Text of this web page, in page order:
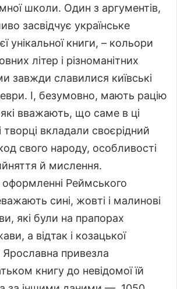
школи. Один з аргументів,
засвідчує українське
унікальної книги, – кольори
літер і різноманітних
завжди славилися київські
І, безумовно, мають рацію
які вважають, що саме в ці
творці вкладали своєрідний
свого народу, особливості
й мислення.
Реймського
сині, жовті і малинові
які були на прапорах
а відтак і козацької
Ярославна привезла
книгу до невідомої їй